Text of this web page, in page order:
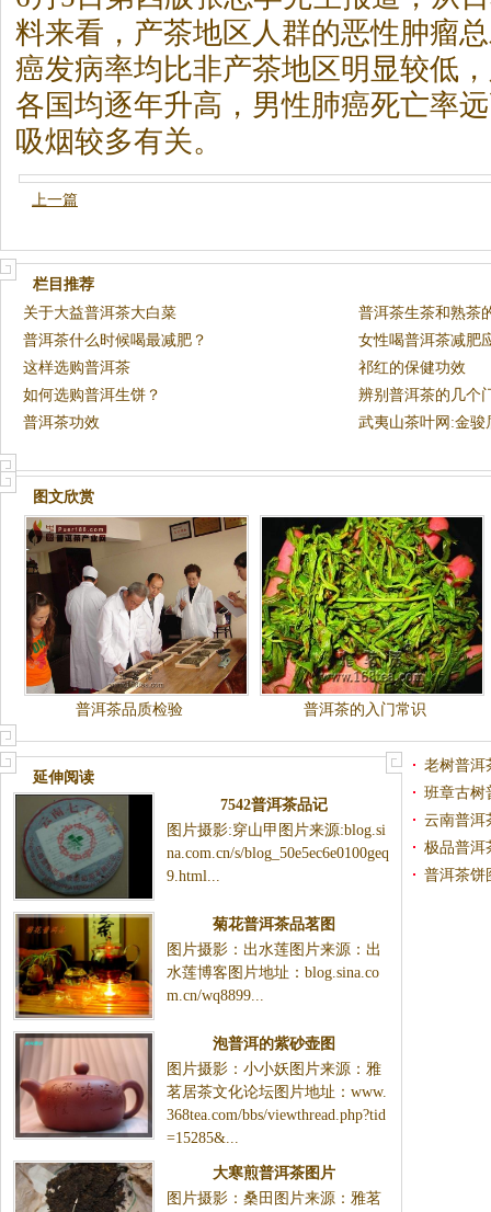
料来看，产茶地区人群的恶性肿瘤
癌发病率均比非产茶地区明显较低
各国均逐年升高，男性肺癌死亡率
吸烟较多有关。
上一篇
栏目推荐
关于大益普洱茶大白菜
普洱茶生茶和熟茶
普洱茶什么时候喝最减肥？
女性喝普洱茶减肥
这样选购普洱茶
祁红的保健功效
如何选购普洱生饼？
辨别普洱茶的几个
普洱茶功效
武夷山茶叶网:金骏
图文欣赏
普洱茶品质检验 普洱茶的入门常识
延伸阅读
7542普洱茶品记
图片摄影:穿山甲图片来源:blog.si
na.com.cn/s/blog_50e5ec6e0100geq
9.html...
菊花普洱茶品茗图
图片摄影：出水莲图片来源：出
水莲博客图片地址：blog.sina.co
m.cn/wq8899...
泡普洱的紫砂壶图
图片摄影：小小妖图片来源：雅
茗居茶文化论坛图片地址：www.
368tea.com/bbs/viewthread.php?tid
=15285&...
大寒煎普洱茶图片
图片摄影：桑田图片来源：雅茗
老树普洱
班章古树
云南普洱
极品普洱
普洱茶饼